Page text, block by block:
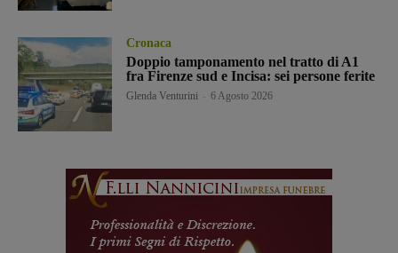
Cronaca
Doppio tamponamento nel tratto di A1
fra Firenze sud e Incisa: sei persone ferite
Glenda Venturini 6 Agosto 2026